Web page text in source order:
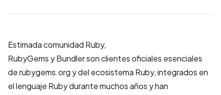
Estimada comunidad Ruby,
RubyGems y Bundler son clientes oficiales esenciales
de rubygems.org y del ecosistema Ruby, integrados en
el lenguaje Ruby durante muchos años y han